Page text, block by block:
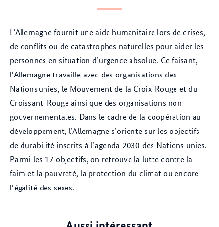
L’Allemagne fournit une aide humanitaire lors de crises,
de conflits ou de catastrophes naturelles pour aider les
personnes en situation d’urgence absolue. Ce faisant,
l’Allemagne travaille avec des organisations des
Nations unies, le Mouvement de la Croix-Rouge et du
Croissant-Rouge ainsi que des organisations non
gouvernementales. Dans le cadre de la coopération au
développement, l’Allemagne s’oriente sur les objectifs
de durabilité inscrits à l’agenda 2030 des Nations unies.
Parmi les 17 objectifs, on retrouve la lutte contre la
faim et la pauvreté, la protection du climat ou encore
l’égalité des sexes.